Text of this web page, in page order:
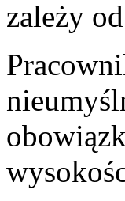
zależy